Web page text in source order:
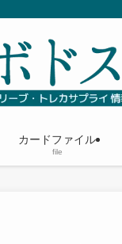
カードファイル
file